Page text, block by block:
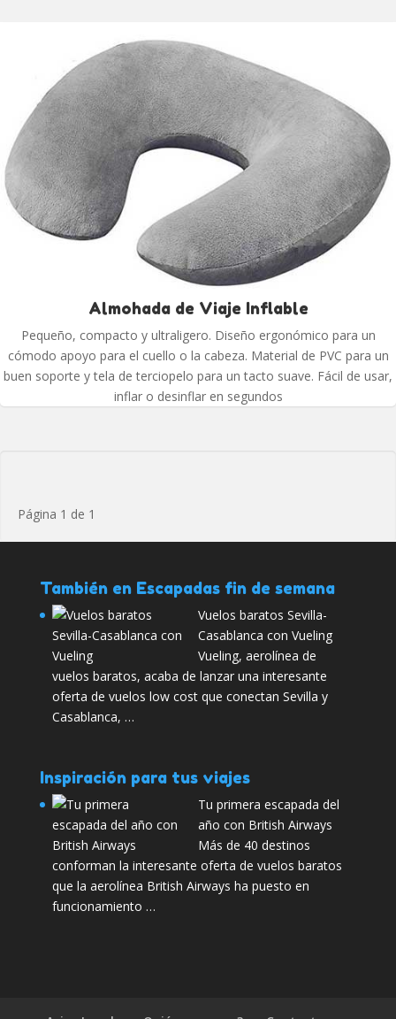
Almohada de Viaje Inflable
Pequeño, compacto y ultraligero. Diseño ergonómico para un
cómodo apoyo para el cuello o la cabeza. Material de PVC para un
buen soporte y tela de terciopelo para un tacto suave. Fácil de usar,
inflar o desinflar en segundos
Página 1 de 1
También en Escapadas fin de semana
Vuelos baratos Sevilla-
Casablanca con Vueling
Vueling, aerolínea de
vuelos baratos, acaba de lanzar una interesante
oferta de vuelos low cost que conectan Sevilla y
Casablanca, …
Inspiración para tus viajes
Tu primera escapada del
año con British Airways
Más de 40 destinos
conforman la interesante oferta de vuelos baratos
que la aerolínea British Airways ha puesto en
funcionamiento …